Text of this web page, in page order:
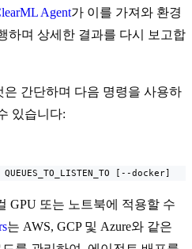
Agent가 이를 가져와 환경
하며 상세한 결과를 다시 보고합
은 간단하며 다음 명령을 사용하
있습니다:
[--docker]
GPU 또는 노트북에 적용할 수
는 AWS, GCP 및 Azure와 같은